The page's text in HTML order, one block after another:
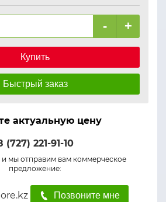
- +
Купить
Быстрый заказ
актуальную цену
(727) 221-91-10
мы отправим вам коммерческое
предложение:
Позвоните мне